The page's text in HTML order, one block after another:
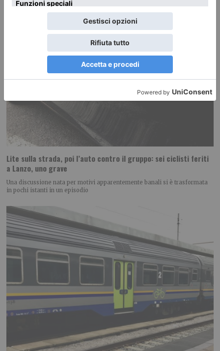
Lite sulla strada, poi l’auto contro il gruppo: sei ciclisti feriti
a Lanzo, uno grave
Una discussione nata per motivi apparentemente banali si è trasformata
in pochi istanti in un episodio